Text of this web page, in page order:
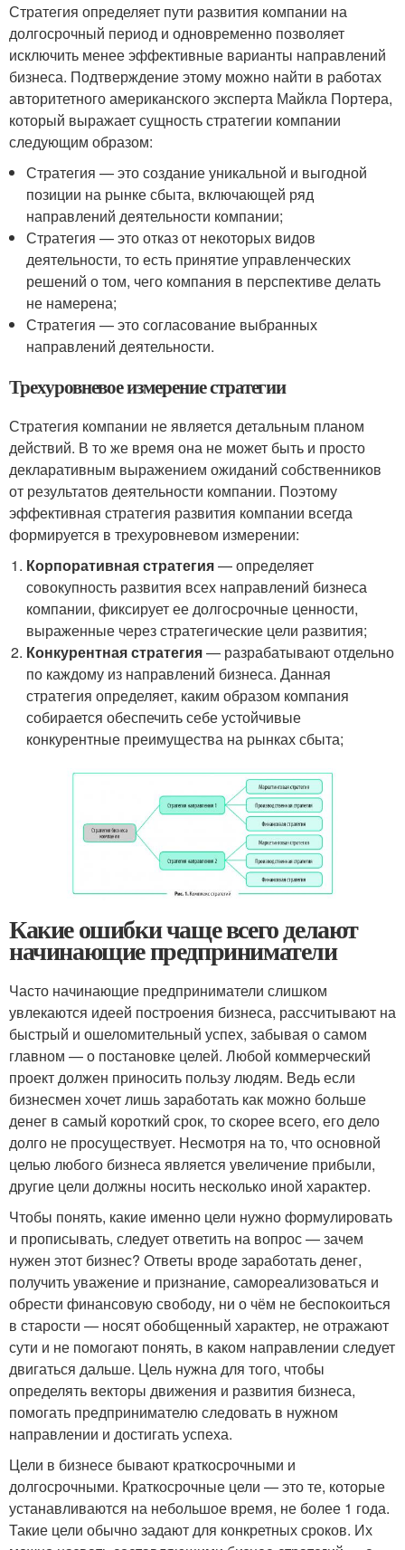
Стратегия определяет пути развития компании на
долгосрочный период и одновременно позволяет
исключить менее эффективные варианты направлений
бизнеса. Подтверждение этому можно найти в работах
авторитетного американского эксперта Майкла Портера,
который выражает сущность стратегии компании
следующим образом:
Стратегия — это создание уникальной и выгодной
позиции на рынке сбыта, включающей ряд
направлений деятельности компании;
Стратегия — это отказ от некоторых видов
деятельности, то есть принятие управленческих
решений о том, чего компания в перспективе делать
не намерена;
Стратегия — это согласование выбранных
направлений деятельности.
Трехуровневое измерение стратегии
Стратегия компании не является детальным планом
действий. В то же время она не может быть и просто
декларативным выражением ожиданий собственников
от результатов деятельности компании. Поэтому
эффективная стратегия развития компании всегда
формируется в трехуровневом измерении:
Корпоративная стратегия— определяет
совокупность развития всех направлений бизнеса
компании, фиксирует ее долгосрочные ценности,
выраженные через стратегические цели развития;
Конкурентная стратегия— разрабатывают отдельно
по каждому из направлений бизнеса. Данная
стратегия определяет, каким образом компания
собирается обеспечить себе устойчивые
конкурентные преимущества на рынках сбыта;
Какие ошибки чаще всего делают
начинающие предприниматели
Часто начинающие предприниматели слишком
увлекаются идеей построения бизнеса, рассчитывают на
быстрый и ошеломительный успех, забывая о самом
главном — о постановке целей. Любой коммерческий
проект должен приносить пользу людям. Ведь если
бизнесмен хочет лишь заработать как можно больше
денег в самый короткий срок, то скорее всего, его дело
долго не просуществует. Несмотря на то, что основной
целью любого бизнеса является увеличение прибыли,
другие цели должны носить несколько иной характер.
Чтобы понять, какие именно цели нужно формулировать
и прописывать, следует ответить на вопрос — зачем
нужен этот бизнес? Ответы вроде заработать денег,
получить уважение и признание, самореализоваться и
обрести финансовую свободу, ни о чём не беспокоиться
в старости — носят обобщенный характер, не отражают
сути и не помогают понять, в каком направлении следует
двигаться дальше. Цель нужна для того, чтобы
определять векторы движения и развития бизнеса,
помогать предпринимателю следовать в нужном
направлении и достигать успеха.
Цели в бизнесе бывают краткосрочными и
долгосрочными. Краткосрочные цели — это те, которые
устанавливаются на небольшое время, не более 1 года.
Такие цели обычно задают для конкретных сроков. Их